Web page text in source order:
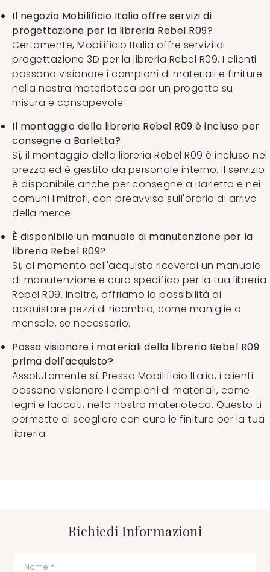
Il negozio Mobilificio Italia offre servizi di
progettazione per la libreria Rebel R09?
Certamente, Mobilificio Italia offre servizi di
progettazione 3D per la libreria Rebel R09. I clienti
possono visionare i campioni di materiali e finiture
nella nostra materioteca per un progetto su
misura e consapevole.
Il montaggio della libreria Rebel R09 è incluso per
consegne a Barletta?
Sì, il montaggio della libreria Rebel R09 è incluso nel
prezzo ed è gestito da personale interno. Il servizio
è disponibile anche per consegne a Barletta e nei
comuni limitrofi, con preavviso sull'orario di arrivo
della merce.
È disponibile un manuale di manutenzione per la
libreria Rebel R09?
Sì, al momento dell'acquisto riceverai un manuale
di manutenzione e cura specifico per la tua libreria
Rebel R09. Inoltre, offriamo la possibilità di
acquistare pezzi di ricambio, come maniglie o
mensole, se necessario.
Posso visionare i materiali della libreria Rebel R09
prima dell'acquisto?
Assolutamente sì. Presso Mobilificio Italia, i clienti
possono visionare i campioni di materiali, come
legni e laccati, nella nostra materioteca. Questo ti
permette di scegliere con cura le finiture per la tua
libreria.
Richiedi Informazioni